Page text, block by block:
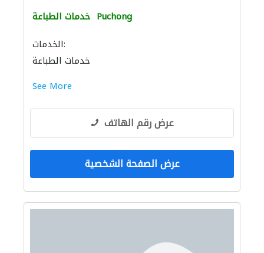
خدمات الطباعة Puchong
الخدمات:
خدمات الطباعة
See More
عرض رقم الهاتف
عرض الصفحة الشخصية